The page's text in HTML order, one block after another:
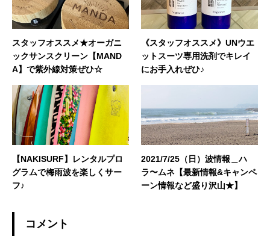
スタッフオススメ★オーガニ
ックサンスクリーン【MAND
A】で紫外線対策ぜひ☆
《スタッフオススメ》UNウエ
ットスーツ専用洗剤でキレイ
にお手入れぜひ♪
【NAKISURF】レンタルプロ
グラムで梅雨波を楽しくサー
フ♪
2021/7/25（日）波情報＿ハ
ラ〜ムネ【最新情報&キャンペ
ーン情報など盛り沢山★】
コメント